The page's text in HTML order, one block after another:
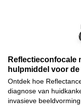
Reflectieconfocale
hulpmiddel voor
Ontdek hoe
diagnose van
invasieve